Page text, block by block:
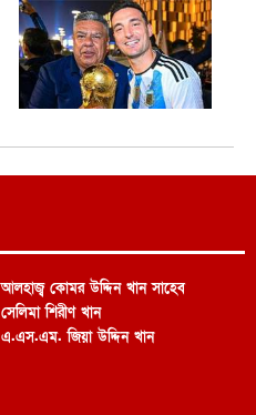
আলহাজ্ব কোমর উদ্দিন খান সাহেব
সেলিমা শিরীণ খান
এ.এস.এম. জিয়া উদ্দিন খান